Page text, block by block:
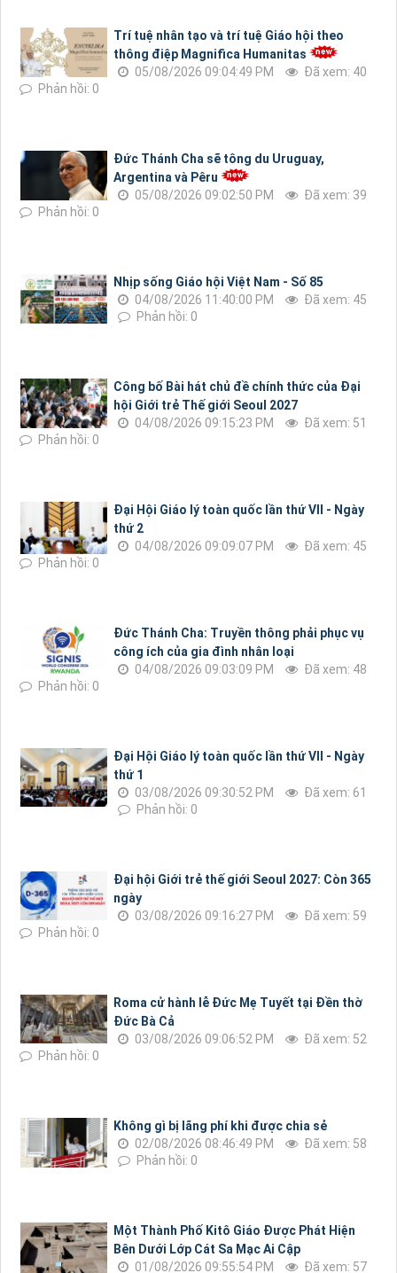
Trí tuệ nhân tạo và trí tuệ Giáo hội theo
thông điệp Magnifica Humanitas
05/08/2026 09:04:49 PM
Đã xem: 40
Phản hồi: 0
Đức Thánh Cha sẽ tông du Uruguay,
Argentina và Pêru
05/08/2026 09:02:50 PM
Đã xem: 39
Phản hồi: 0
Nhịp sống Giáo hội Việt Nam - Số 85
04/08/2026 11:40:00 PM
Đã xem: 45
Phản hồi: 0
Công bố Bài hát chủ đề chính thức của Đại
hội Giới trẻ Thế giới Seoul 2027
04/08/2026 09:15:23 PM
Đã xem: 51
Phản hồi: 0
Đại Hội Giáo lý toàn quốc lần thứ VII - Ngày
thứ 2
04/08/2026 09:09:07 PM
Đã xem: 45
Phản hồi: 0
Đức Thánh Cha: Truyền thông phải phục vụ
công ích của gia đình nhân loại
04/08/2026 09:03:09 PM
Đã xem: 48
Phản hồi: 0
Đại Hội Giáo lý toàn quốc lần thứ VII - Ngày
thứ 1
03/08/2026 09:30:52 PM
Đã xem: 61
Phản hồi: 0
Đại hội Giới trẻ thế giới Seoul 2027: Còn 365
ngày
03/08/2026 09:16:27 PM
Đã xem: 59
Phản hồi: 0
Roma cử hành lễ Đức Mẹ Tuyết tại Đền thờ
Đức Bà Cả
03/08/2026 09:06:52 PM
Đã xem: 52
Phản hồi: 0
Không gì bị lãng phí khi được chia sẻ
02/08/2026 08:46:49 PM
Đã xem: 58
Phản hồi: 0
Một Thành Phố Kitô Giáo Được Phát Hiện
Bên Dưới Lớp Cát Sa Mạc Ai Cập
01/08/2026 09:55:54 PM
Đã xem: 57